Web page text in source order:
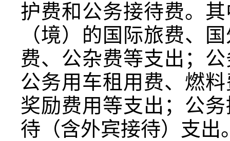
护费和公务接待费。
（境）的国际旅费、
费、公杂费等支出；
公务用车租用费、燃
奖励费用等支出；公
待（含外宾接待）支出